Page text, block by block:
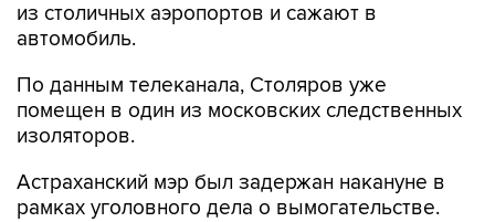
из столичных аэропортов и сажают в
автомобиль.
По данным телеканала, Столяров уже
помещен в один из московских следственных
изоляторов.
Астраханский мэр был задержан накануне в
рамках уголовного дела о вымогательстве.